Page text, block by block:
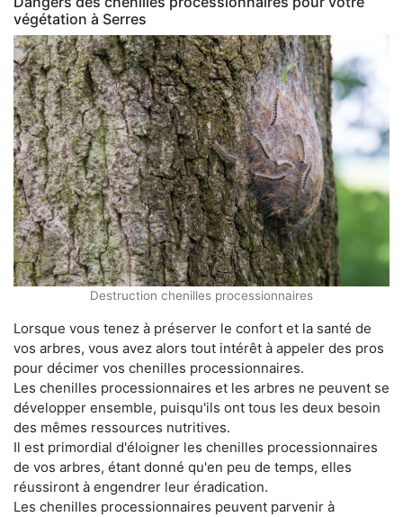
végétation à Serres
Destruction chenilles processionnaires
Lorsque vous tenez à préserver le confort et la santé de
vos arbres, vous avez alors tout intérêt à appeler des pros
pour décimer vos chenilles processionnaires.
Les chenilles processionnaires et les arbres ne peuvent se
développer ensemble, puisqu'ils ont tous les deux besoin
des mêmes ressources nutritives.
Il est primordial d'éloigner les chenilles processionnaires
de vos arbres, étant donné qu'en peu de temps, elles
réussiront à engendrer leur éradication.
Les chenilles processionnaires peuvent parvenir à